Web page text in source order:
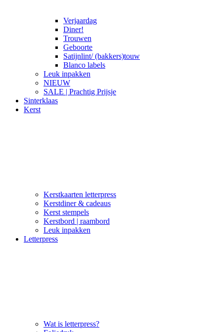
Verjaardag
Diner!
Trouwen
Geboorte
Satijnlint/ (bakkers)touw
Blanco labels
Leuk inpakken
NIEUW
SALE | Prachtig Prijsje
Sinterklaas
Kerst
Kerstkaarten letterpress
Kerstdiner & cadeaus
Kerst stempels
Kerstbord | raambord
Leuk inpakken
Letterpress
Wat is letterpress?